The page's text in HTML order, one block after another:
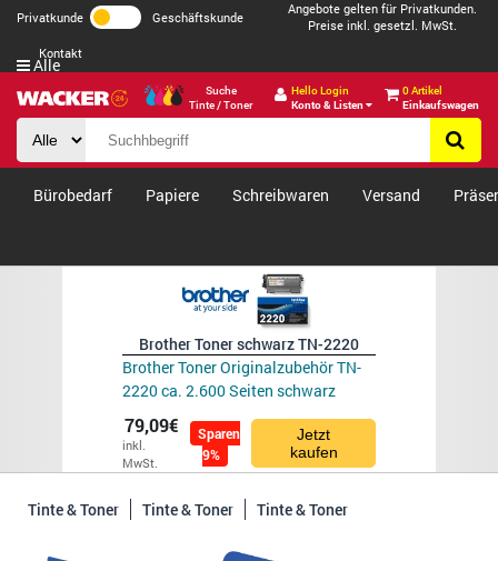
Privatkunde Geschäftskunde
Angebote gelten für Privatkunden.
Preise inkl. gesetzl. MwSt.
Kontakt
Suche
Tinte / Toner
Hello Login
Konto & Listen
0 Artikel
Einkaufswagen
Alle
Bürobedarf Papiere Schreibwaren Versand
Brother Toner schwarz TN-2220
Brother Toner Originalzubehör TN-
2220 ca. 2.600 Seiten schwarz
79,09€
inkl.
MwSt.
Sparen
9%
Jetzt
kaufen
Tinte & Toner Tinte & Toner Tinte & Toner